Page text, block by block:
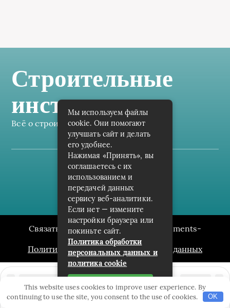
Строительные
инструменты
Всё о строительных инструментах
Пользовательское соглашение
Карта сайта
Связаться с редакцией сайта: instruments-
nn.ru@mailwebsite.ru
Политика обработки персональных данных
Мы используем файлы
cookie. Они помогают
улучшать сайт и делать
его удобнее.
Нажимая «Принять», вы
соглашаетесь с их
использованием и
передачей данных
сервису веб-аналитики.
Если нет — измените
настройки браузера или
покиньте сайт.
Политика обработки
персональных данных и
политика cookie
This website uses cookies to improve user experience. By
continuing to use the site, you consent to the use of cookies.
OK